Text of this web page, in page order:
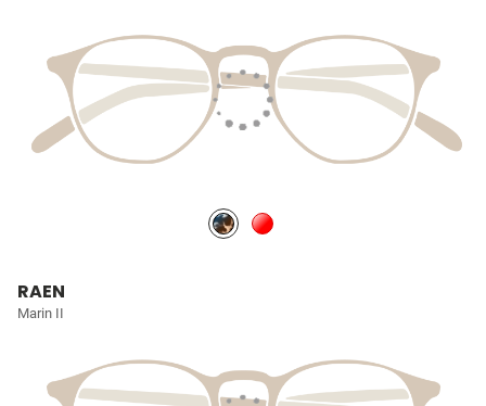
RAEN
Marin II